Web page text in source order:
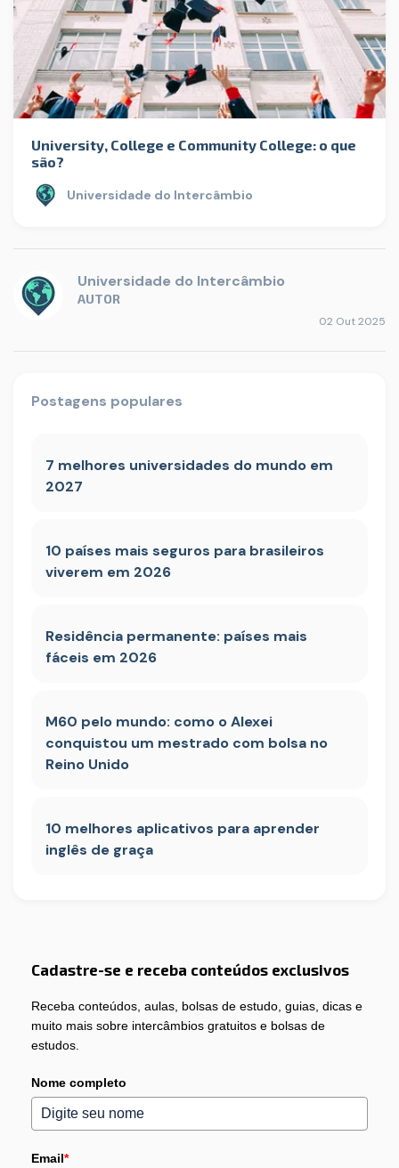
University, College e Community College: o que
são?
Universidade do Intercâmbio
Universidade do Intercâmbio
AUTOR
02 Out 2025
Postagens populares
7 melhores universidades do mundo em
2027
10 países mais seguros para brasileiros
viverem em 2026
Residência permanente: países mais
fáceis em 2026
M60 pelo mundo: como o Alexei
conquistou um mestrado com bolsa no
Reino Unido
10 melhores aplicativos para aprender
inglês de graça
Cadastre-se e receba conteúdos exclusivos
Receba conteúdos, aulas, bolsas de estudo, guias, dicas e
muito mais sobre intercâmbios gratuitos e bolsas de
estudos.
Nome completo
Email*